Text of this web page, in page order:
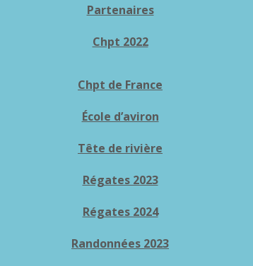
Partenaires
Chpt 2022
Chpt de France
École d’aviron
Tête de rivière
Régates 2023
Régates 2024
Randonnées 2023